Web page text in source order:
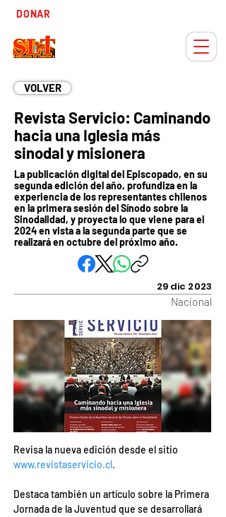
DONAR
VOLVER
Revista Servicio: Caminando
hacia una Iglesia más
sinodal y misionera
La publicación digital del Episcopado, en su
segunda edición del año, profundiza en la
experiencia de los representantes chilenos
en la primera sesión del Sínodo sobre la
Sinodalidad, y proyecta lo que viene para el
2024 en vista a la segunda parte que se
realizará en octubre del próximo año.
29 dic 2023
Nacional
Revisa la nueva edición desde el sitio
www.revistaservicio.cl.
Destaca también un artículo sobre la Primera
Jornada de la Juventud que se desarrollará